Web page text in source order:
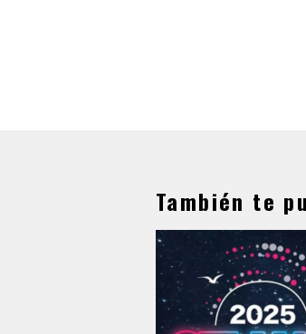
También te